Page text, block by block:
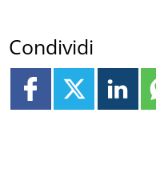
Condividi